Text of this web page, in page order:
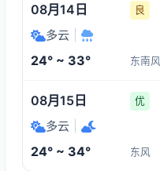
08月14日 良
多云
24° ~ 33° 东南风
08月15日 优
多云
24° ~ 34° 东风